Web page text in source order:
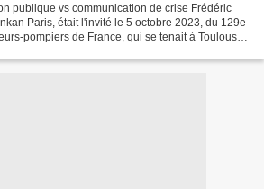
publique vs communication de crise Frédéric
Paris, était l'invité le 5 octobre 2023, du 129e
pompiers de France, qui se tenait à Toulouse.